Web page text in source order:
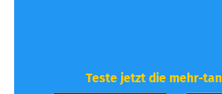
Teste jetzt die mehr-